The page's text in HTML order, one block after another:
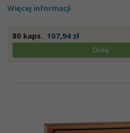
Więcej informacji
80 kaps. 107,94 zł
Dodaj